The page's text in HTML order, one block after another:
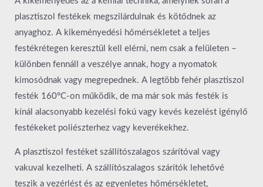
plasztiszol festékek megszilárdulnak és kötődnek az
anyaghoz. A kikeményedési hőmérsékletet a teljes
festékrétegen keresztül kell elérni, nem csak a felületen –
különben fennáll a veszélye annak, hogy a nyomatok
kimosódnak vagy megrepednek. A legtöbb fehér plasztiszol
festék 160°C-on működik, de ma már sok más festék is
kínál alacsonyabb kezelési fokú vagy kevés kezelést igénylő
festékeket poliészterhez vagy keverékekhez.
A plasztiszol festéket szállítószalagos szárítóval vagy
vakuval kezelheti. A szállítószalagos szárítók lehetővé
teszik a vezérlést és az egyenletes hőmérsékletet,